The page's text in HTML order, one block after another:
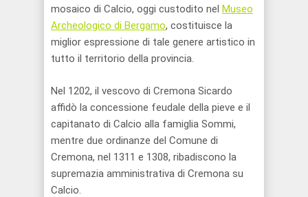
mosaico di Calcio, oggi custodito nel Museo
Archeologico di Bergamo, costituisce la
miglior espressione di tale genere artistico in
tutto il territorio della provincia.
Nel 1202, il vescovo di Cremona Sicardo
affidò la concessione feudale della pieve e il
capitanato di Calcio alla famiglia Sommi,
mentre due ordinanze del Comune di
Cremona, nel 1311 e 1308, ribadiscono la
supremazia amministrativa di Cremona su
Calcio.